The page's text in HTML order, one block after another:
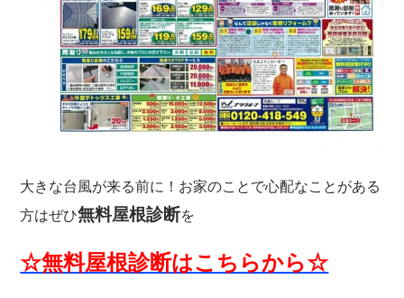
大きな台風が来る前に！お家のことで心配なことがある
方はぜひ無料屋根診断を
☆無料屋根診断はこちらから☆